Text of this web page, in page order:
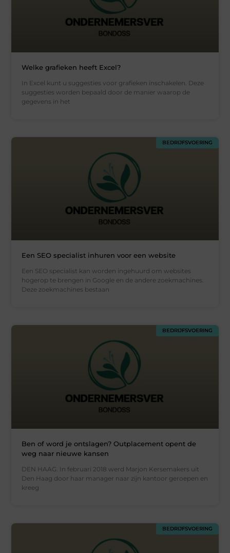
Welke grafieken heeft Excel?
In Excel kunt u suggesties voor grafieken inschakelen. Deze
suggesties worden bepaald door de manier waarop de
gegevens in het
BEDRIJFSVOERING
Een SEO specialist inhuren voor een website
Een SEO specialist kan worden ingehuurd om websites
hogerop te brengen in Google en de andere zoekmachines.
Deze zoekmachines bestaan
BEDRIJFSVOERING
Ben of word je ontslagen? Outplacement opent de
weg naar nieuwe kansen
DEN HAAG. In februari 2018 werd Marjon Kersemakers uit
Den Haag door haar manager naar zijn kantoor geroepen en
kreeg
BEDRIJFSVOERING